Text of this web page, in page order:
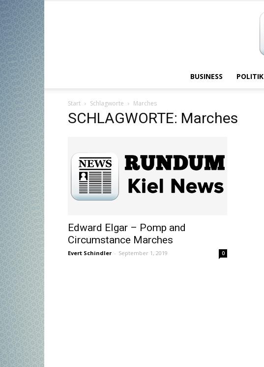
BUSINESS POLITIK
Start Schlagworte Marches
SCHLAGWORTE: Marches
Edward Elgar – Pomp and
Circumstance Marches
Evert Schindler - September 1, 2019 0